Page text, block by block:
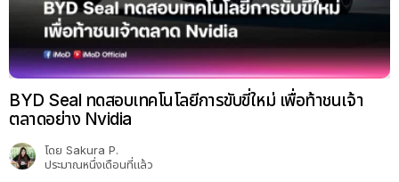
BYD Seal ทดสอบเทคโนโลยีการขับขี่ใหม่ เพื่อท้าชนเจ้า
ตลาดอย่าง Nvidia
โดย Sakura P.
ประมาณหนึ่งเดือนที่แล้ว